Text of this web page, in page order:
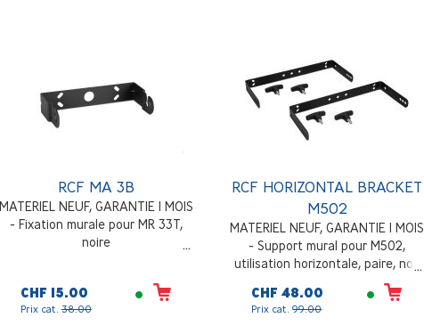
RCF MA 3B
MATERIEL NEUF, GARANTIE 1 MOIS
- Fixation murale pour MR 33T,
noire
CHF 15.00
Prix cat.38.00
RCF HORIZONTAL BRACKET
M502
MATERIEL NEUF, GARANTIE 1 MOIS
- Support mural pour M502,
utilisation horizontale, paire, noir
CHF 48.00
Prix cat.99.00